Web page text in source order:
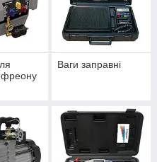
фреону
Ваги заправні